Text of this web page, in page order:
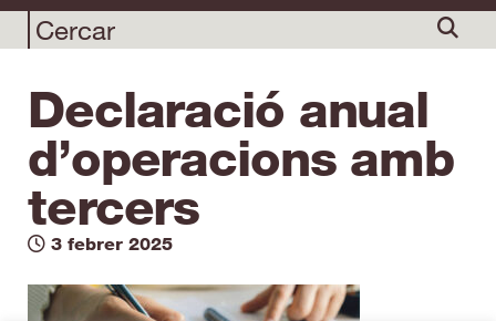
Declaració anual
d’operacions amb
tercers
3 febrer 2025